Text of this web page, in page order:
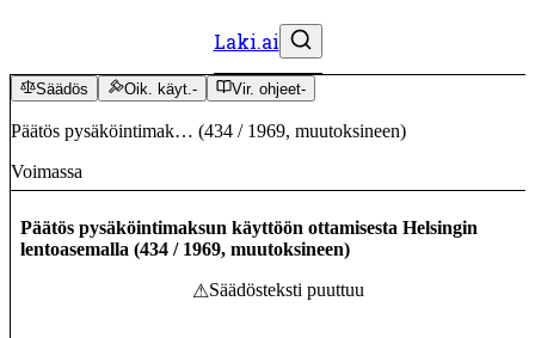
Laki.ai
Säädös Oik. käyt.- Vir. ohjeet-
Päätös pysäköintimak… (434 / 1969, muutoksineen)
Voimassa
Päätös pysäköintimaksun käyttöön ottamisesta Helsingin
lentoasemalla (434 / 1969, muutoksineen)
⚠Säädösteksti puuttuu